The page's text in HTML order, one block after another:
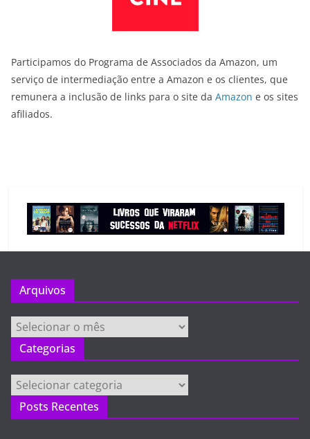
Participamos do Programa de Associados da Amazon, um
serviço de intermediação entre a Amazon e os clientes, que
remunera a inclusão de links para o site da Amazon e os sites
afiliados.
Arquivos
Arquivos
Categorias
Categorias
Posts Recentes